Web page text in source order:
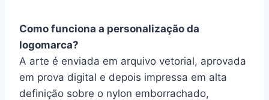
Como funciona a personalização da
logomarca?
A arte é enviada em arquivo vetorial, aprovada
em prova digital e depois impressa em alta
definição sobre o nylon emborrachado,